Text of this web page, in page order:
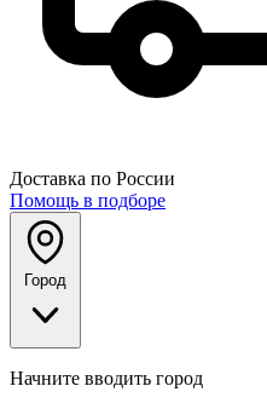
Доставка по России
Помощь в подборе
Город
Начните вводить город